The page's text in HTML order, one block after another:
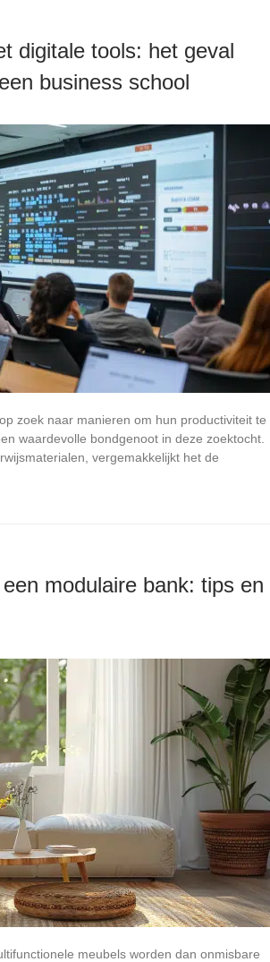
digitale tools: het geval
business school
zoek naar manieren om hun productiviteit te
waardevolle bondgenoot in deze zoektocht.
vergemakkelijkt het de
modulaire bank: tips en
meubels worden dan onmisbare